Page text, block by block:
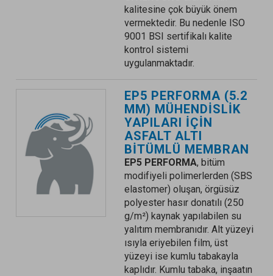
kalitesine çok büyük önem
vermektedir. Bu nedenle ISO
9001 BSI sertifikalı kalite
kontrol sistemi
uygulanmaktadır.
EP5 PERFORMA (5.2
MM) MÜHENDİSLİK
YAPILARI İÇİN
ASFALT ALTI
BİTÜMLÜ MEMBRAN
EP5 PERFORMA, bitüm
modifiyeli polimerlerden (SBS
elastomer) oluşan, örgüsüz
polyester hasır donatılı (250
g/m²) kaynak yapılabilen su
yalıtım membranıdır. Alt yüzeyi
ısıyla eriyebilen film, üst
yüzeyi ise kumlu tabakayla
kaplıdır. Kumlu tabaka, inşaatın